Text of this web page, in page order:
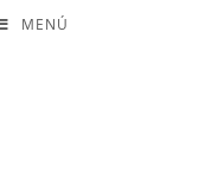
MENÚ